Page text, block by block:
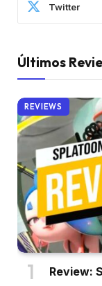
Twitter
Últimos
REVIEWS
Review: